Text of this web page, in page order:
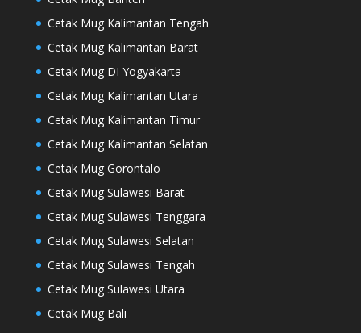
Cetak Mug Kalimantan Tengah
Cetak Mug Kalimantan Barat
Cetak Mug DI Yogyakarta
Cetak Mug Kalimantan Utara
Cetak Mug Kalimantan Timur
Cetak Mug Kalimantan Selatan
Cetak Mug Gorontalo
Cetak Mug Sulawesi Barat
Cetak Mug Sulawesi Tenggara
Cetak Mug Sulawesi Selatan
Cetak Mug Sulawesi Tengah
Cetak Mug Sulawesi Utara
Cetak Mug Bali